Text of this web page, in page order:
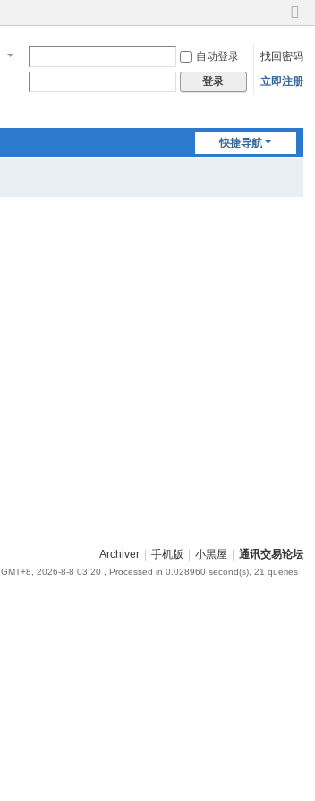
切
到
窄
自动登录
找回密码
登录 立即注册
快捷导航
Archiver 手机版 小黑屋 通讯交易论坛
GMT+8, 2026-8-8 03:20 , Processed in 0.028960 second(s), 21 queries .